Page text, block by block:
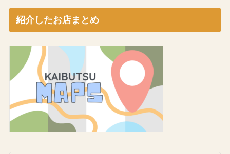
紹介したお店まとめ